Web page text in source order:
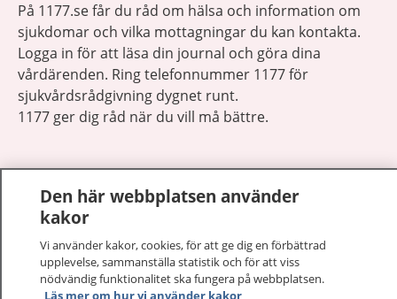
På 1177.se får du råd om hälsa och information om
sjukdomar och vilka mottagningar du kan kontakta.
Logga in för att läsa din journal och göra dina
vårdärenden. Ring telefonnummer 1177 för
sjukvårdsrådgivning dygnet runt.
1177 ger dig råd när du vill må bättre.
Om 1177
Den här webbplatsen använder
kakor
Vi använder kakor, cookies, för att ge dig en förbättrad
upplevelse, sammanställa statistik och för att viss
nödvändig funktionalitet ska fungera på webbplatsen.
Läs mer om hur vi använder kakor